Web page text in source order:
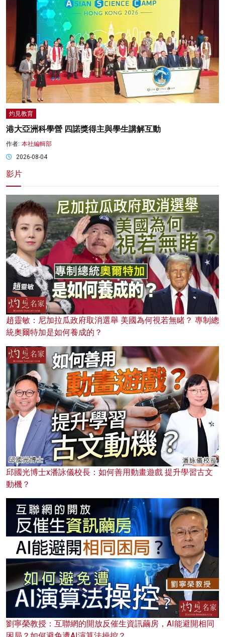
灼見教育
港大亞洲科學營 四諾獎得主與學生講解互動
作者: 本社編輯部
2026-08-04
影片
趙靈敏：尼加拉瓜政府取消選舉 美國為何視若無睹？ 專制總
統奧爾特加是如何養成的？
邱國光博士x潘詠儀校長：如何善用動畫遊戲 提升學習古文
動機？
劉寧榮教授：互聯網的開放反催生資訊繭房，AI能避開相同